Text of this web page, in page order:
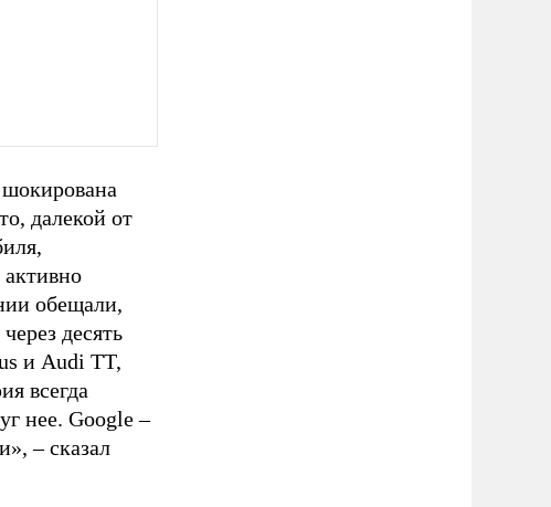
далекой от
активно
обещали,
десять
и Audi TT,
всегда
нее. Google –
– сказал